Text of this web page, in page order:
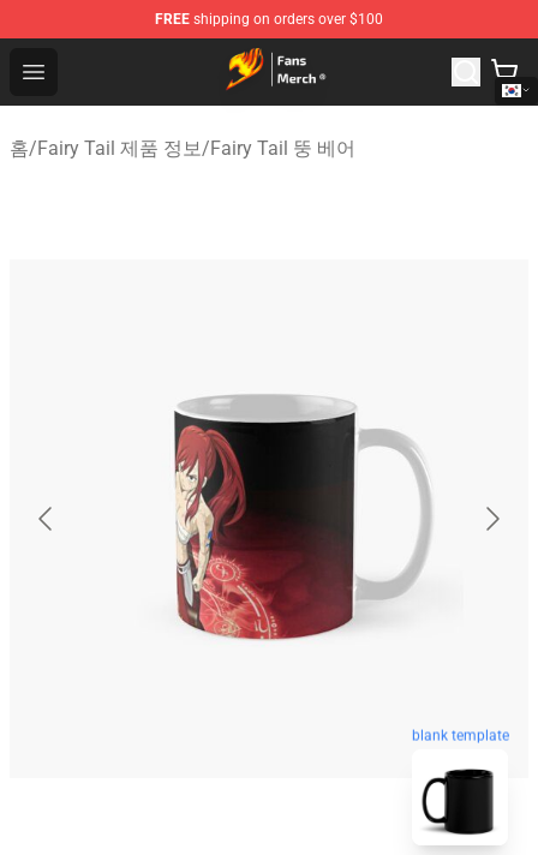
FREE shipping on orders over $100
Open menu
Fairy Tail Store - Official Fairy Tail Merchandise Shop
홈/Fairy Tail 제품 정보/Fairy Tail 뚱 베어
blank template